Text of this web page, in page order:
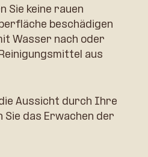
Sie keine rauen
beschädigen
Wasser nach oder
aus
Aussicht durch Ihre
Sie das Erwachen der